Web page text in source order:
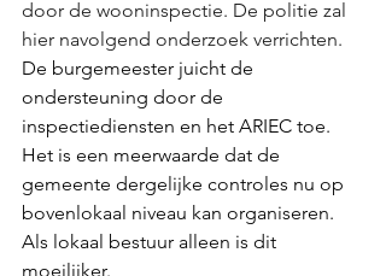
door de wooninspectie. De politie zal
hier navolgend onderzoek verrichten.
De burgemeester juicht de
ondersteuning door de
inspectiediensten en het ARIEC toe.
Het is een meerwaarde dat de
gemeente dergelijke controles nu op
bovenlokaal niveau kan organiseren.
Als lokaal bestuur alleen is dit
moeilijker.